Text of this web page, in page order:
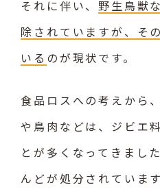
それに伴い、野生鳥獣
除されていますが、そ
いる のが現状です。
食品ロスへの考えから
や鳥肉などは、ジビエ
とが多くなってきまし
んどが処分されています